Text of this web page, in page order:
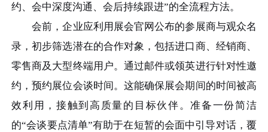
约、会中深度沟通、会后持续跟进”的全流程方法。
会前，企业应利用展会官网公布的参展商与观众名
录，初步筛选潜在的合作对象，包括进口商、经销商、
零售商及大型终端用户。通过邮件或领英进行针对性邀
约，预约展位会谈时间。这能确保展会期间的时间被高
效利用，接触到高质量的目标伙伴。准备一份简洁
的“会谈要点清单”有助于在短暂的会面中引导对话，覆